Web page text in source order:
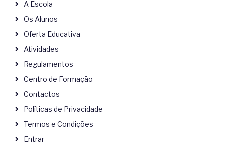
A Escola
Os Alunos
Oferta Educativa
Atividades
Regulamentos
Centro de Formação
Contactos
Políticas de Privacidade
Termos e Condições
Entrar